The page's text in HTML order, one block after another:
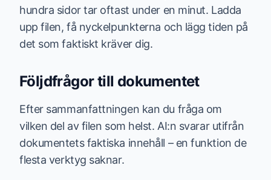
hundra sidor tar oftast under en minut. Ladda
upp filen, få nyckelpunkterna och lägg tiden på
det som faktiskt kräver dig.
Följdfrågor till dokumentet
Efter sammanfattningen kan du fråga om
vilken del av filen som helst. AI:n svarar utifrån
dokumentets faktiska innehåll – en funktion de
flesta verktyg saknar.